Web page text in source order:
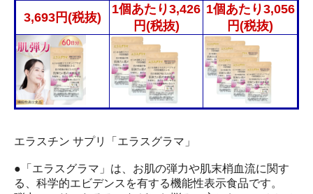
3,693円(税抜)
1個あたり3,426
円(税抜)
1個あたり3,056
円(税抜)
エラスチン サプリ「エラスグラマ」
●「エラスグラマ」は、お肌の弾力や肌末梢血流に関す
る、科学的エビデンスを有する機能性表示食品です。